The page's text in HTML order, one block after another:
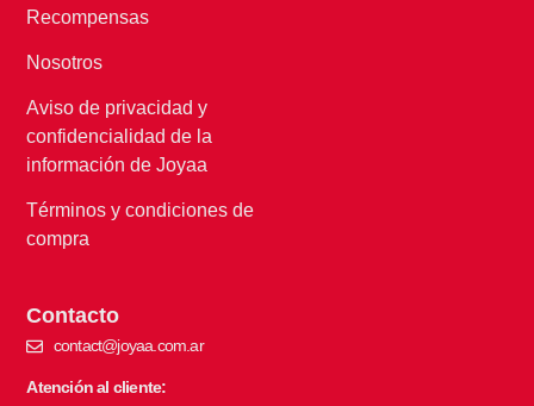
Recompensas
Nosotros
Aviso de privacidad y
confidencialidad de la
información de Joyaa
Términos y condiciones de
compra
Contacto
contact@joyaa.com.ar
Atención al cliente: